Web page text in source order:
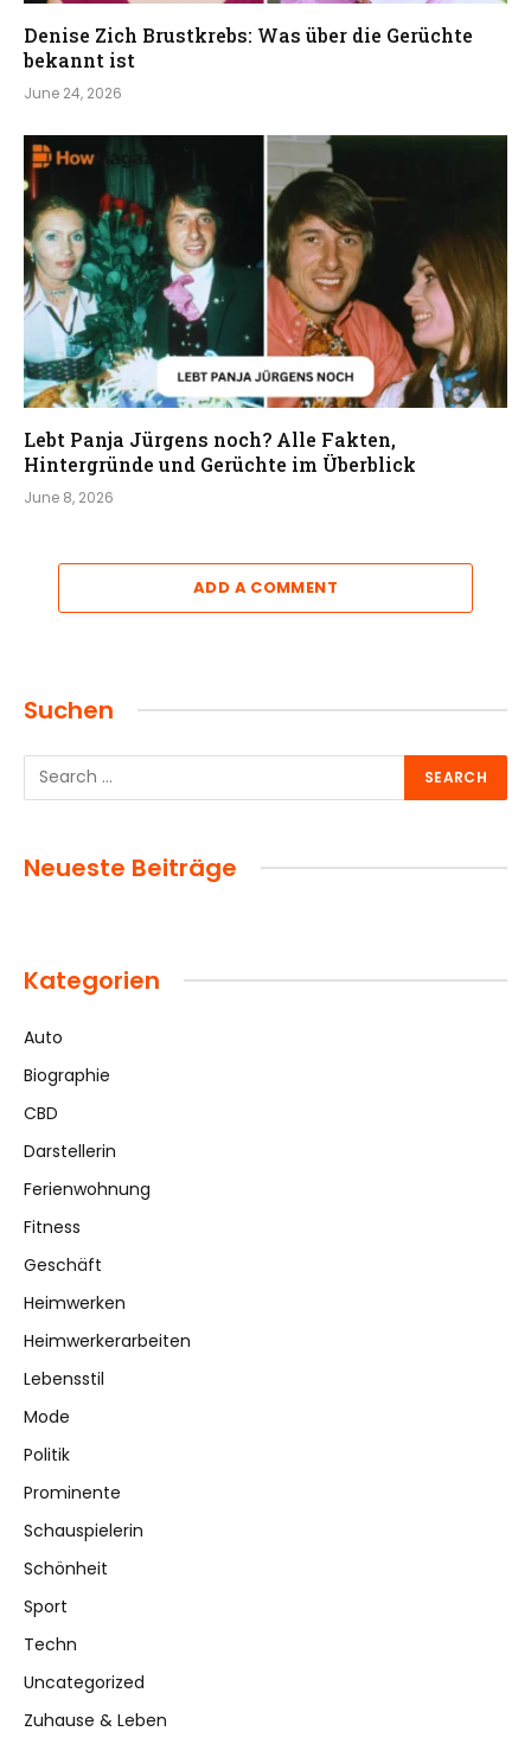
Denise Zich Brustkrebs: Was über die Gerüchte
bekannt ist
June 24, 2026
Lebt Panja Jürgens noch? Alle Fakten,
Hintergründe und Gerüchte im Überblick
June 8, 2026
ADD A COMMENT
Suchen
Neueste Beiträge
Kategorien
Auto
Biographie
CBD
Darstellerin
Ferienwohnung
Fitness
Geschäft
Heimwerken
Heimwerkerarbeiten
Lebensstil
Mode
Politik
Prominente
Schauspielerin
Schönheit
Sport
Techn
Uncategorized
Zuhause & Leben